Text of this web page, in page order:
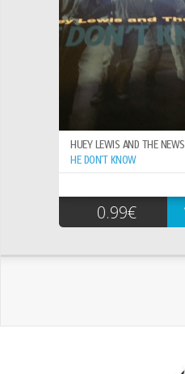
HUEY LEWIS AND THE NEWS
HE DON`T KNOW
0.99€